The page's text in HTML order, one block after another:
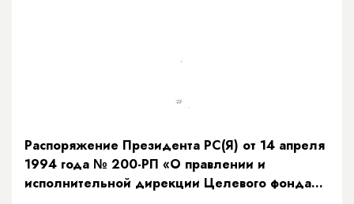
Распоряжение Президента РС(Я) от 14 апреля
1994 года № 200-РП «О правлении и
исполнительной дирекции Целевого фонда